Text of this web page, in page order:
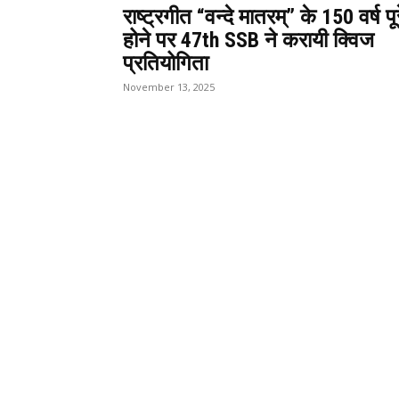
राष्ट्रगीत “वन्दे मातरम्” के 150 वर्ष
होने पर 47th SSB ने करायी क्विज
प्रतियोगिता
November 13, 2025